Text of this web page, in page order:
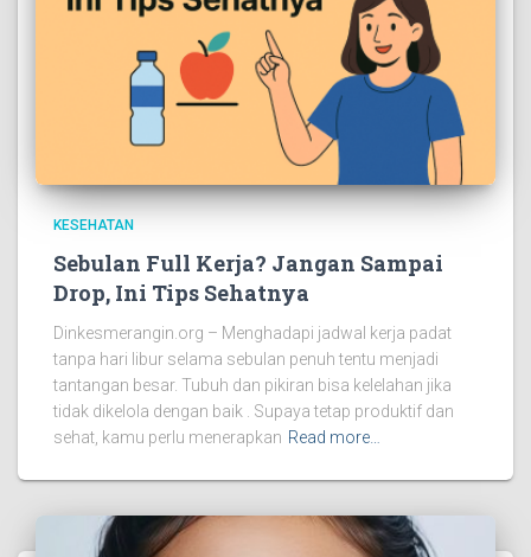
KESEHATAN
Sebulan Full Kerja? Jangan Sampai
Drop, Ini Tips Sehatnya
Dinkesmerangin.org – Menghadapi jadwal kerja padat
tanpa hari libur selama sebulan penuh tentu menjadi
tantangan besar. Tubuh dan pikiran bisa kelelahan jika
tidak dikelola dengan baik . Supaya tetap produktif dan
sehat, kamu perlu menerapkan Read more…